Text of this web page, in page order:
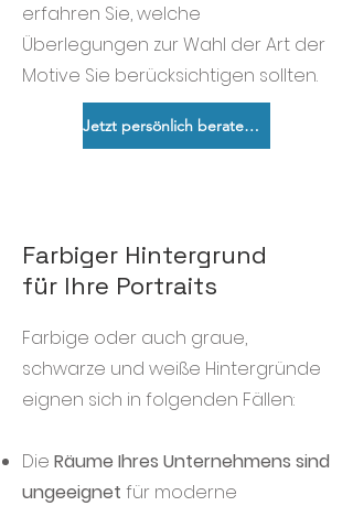
erfahren Sie, welche
Überlegungen zur Wahl der Art der
Motive Sie berücksichtigen sollten.
Jetzt persönlich beraten lassen!
Farbiger Hintergrund
für Ihre Portraits
Farbige oder auch graue,
schwarze und weiße Hintergründe
eignen sich in folgenden Fällen:
Die Räume Ihres Unternehmens sind
ungeeignet für moderne